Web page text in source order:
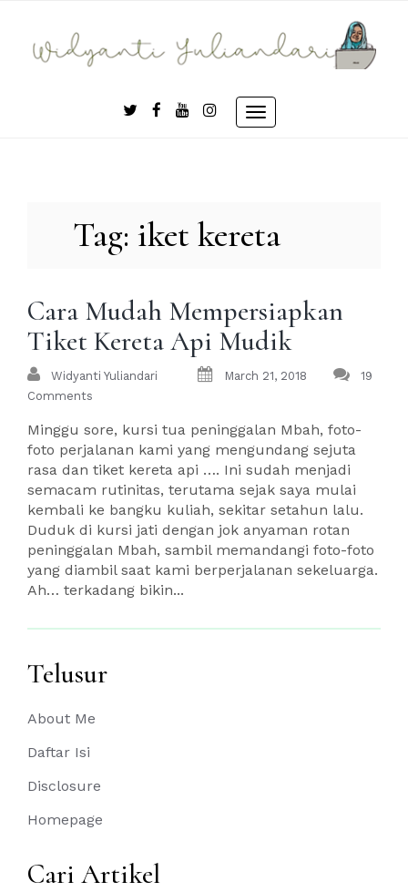
content
Toggle
Tag: iket kereta
Cara Mudah Mempersiapkan
Tiket Kereta Api Mudik
Widyanti Yuliandari March 21, 2018
19
Comments
Minggu sore, kursi tua peninggalan Mbah, foto-
foto perjalanan kami yang mengundang sejuta
rasa dan tiket kereta api …. Ini sudah menjadi
semacam rutinitas, terutama sejak saya mulai
kembali ke bangku kuliah, sekitar setahun lalu.
Duduk di kursi jati dengan jok anyaman rotan
peninggalan Mbah, sambil memandangi foto-foto
yang diambil saat kami berperjalanan sekeluarga.
Ah… terkadang bikin...
Telusur
About Me
Daftar Isi
Disclosure
Homepage
Cari Artikel